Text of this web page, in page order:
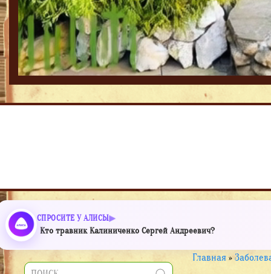
СПРОСИТЕ У АЛИСЫ
Кто травник Калиниченко Сергей Андреевич?
Главная »